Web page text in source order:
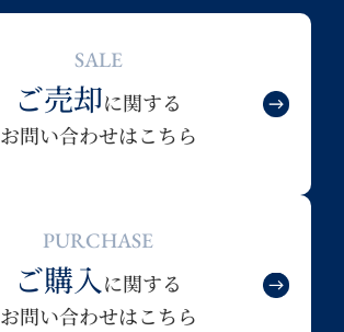
SALE
ご売却に関する
お問い合わせはこちら
PURCHASE
ご購入に関する
お問い合わせはこちら